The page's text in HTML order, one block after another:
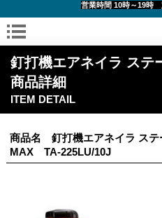
営業時間 10時～19時
釘打機エアネイラ ス
商品詳細
ITEM DETAIL
商品名 釘打機エアネイラ ス
MAX TA-225LU/10J